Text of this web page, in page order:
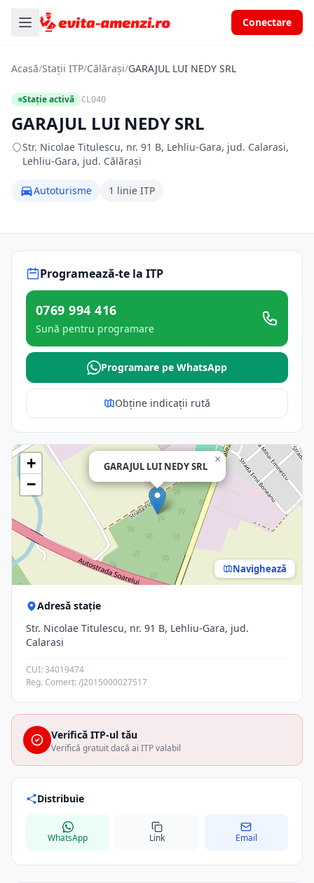
Conectare
Acasă/Stații ITP/Călărași/GARAJUL LUI NEDY SRL
Stație activă CL040
GARAJUL LUI NEDY SRL
Str. Nicolae Titulescu, nr. 91 B, Lehliu-Gara, jud. Calarasi,
Lehliu-Gara, jud. Călărași
Autoturisme 1 linie ITP
Programează-te la ITP
0769 994 416
Sună pentru programare
Programare pe WhatsApp
Obține indicații rută
GARAJUL LUI NEDY SRL
×
+
−
Navighează
Adresă stație
Str. Nicolae Titulescu, nr. 91 B, Lehliu-Gara, jud.
Calarasi
CUI: 34019474
Reg. Comerț: /J2015000027517
Verifică ITP-ul tău
Verifică gratuit dacă ai ITP valabil
Distribuie
WhatsApp Link Email